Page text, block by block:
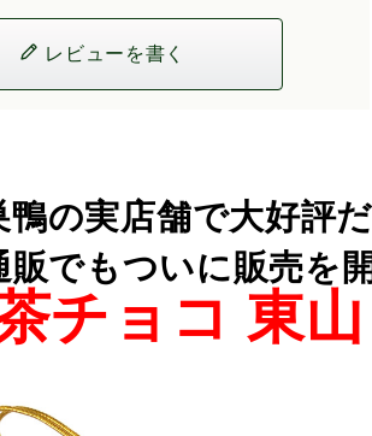
レビューを書く
鴨の実店舗で大好評
販でもついに販売を
チョコ 東山